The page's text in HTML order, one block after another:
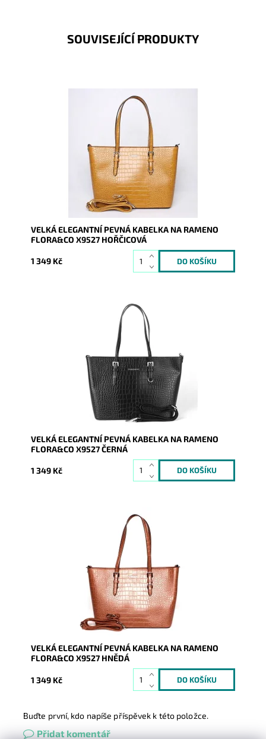
SOUVISEJÍCÍ PRODUKTY
Pevná velká elegantní kabelka do ruky i na rameno
značky FLORA&CO se stříbrnými doplňky. Módní
Skladem
8958
FLORA&CO
2 roky
VELKÁ ELEGANTNÍ PEVNÁ KABELKA NA RAMENO
FLORA&CO X9527 HOŘČICOVÁ
1 349 Kč
Pevná velká elegantní kabelka do ruky i na rameno
značky FLORA&CO se stříbrnými doplňky. Černá
Skladem
8034
FLORA&CO
2 roky
VELKÁ ELEGANTNÍ PEVNÁ KABELKA NA RAMENO
FLORA&CO X9527 ČERNÁ
1 349 Kč
Pevná velká elegantní kabelka do ruky i na rameno
značky FLORA&CO se stříbrnými doplňky. Krásný
Skladem
9242
FLORA&CO
2 roky
VELKÁ ELEGANTNÍ PEVNÁ KABELKA NA RAMENO
FLORA&CO X9527 HNĚDÁ
1 349 Kč
Buďte první, kdo napíše příspěvek k této položce.
Přidat komentář